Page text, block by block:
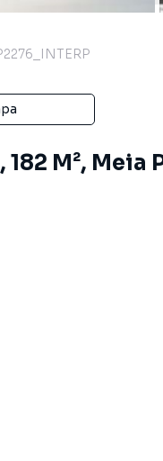
M², Meia